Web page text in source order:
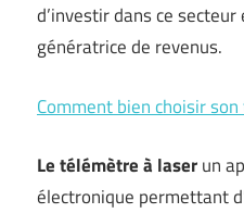
d’investir dans ce
génératrice de revenus.
Comment bien choisir
Le télémètre à laserun
électronique permettant